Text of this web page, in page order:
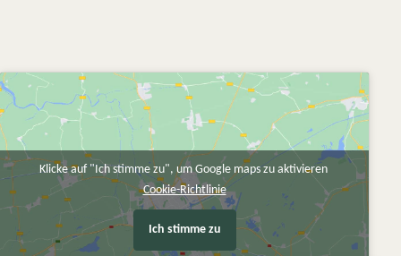
Klicke auf "Ich stimme zu", um Google maps zu aktivieren
Cookie-Richtlinie
Ich stimme zu